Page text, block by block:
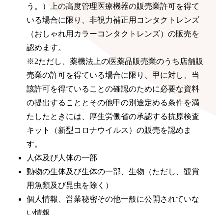
う。）上の高度管理医療機器の販売業許可を得て
いる場合に限り、非視力補正用コンタクトレンズ
（おしゃれ用カラーコンタクトレンズ）の販売を
認めます。
※2ただし、薬機法上の医薬品販売業のうち店舗販
売業の許可を得ている場合に限り、甲に対し、当
該許可を得ていることの確認のために必要な資料
の提出することとその他甲の別途定める条件を満
たしたときには、厚生労働省の承認する抗原検査
キット（新型コロナウイルス）の販売を認めま
す。
人体及び人体の一部
動物の生体及び生体の一部、生物（ただし、観賞
用魚類及び昆虫を除く）
個人情報、営業秘密その他一般に公開されていな
い情報